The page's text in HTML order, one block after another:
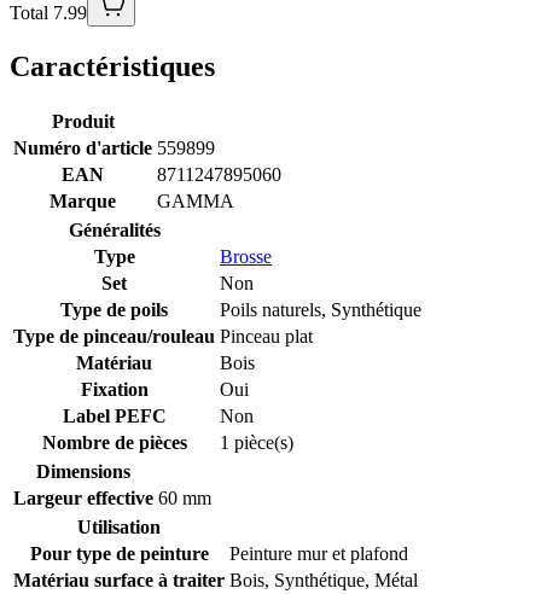
Total 7.99
Caractéristiques
Produit
Numéro d'article 559899
EAN
8711247895060
Marque
GAMMA
Généralités
Type
Brosse
Set
Non
Type de poils
Poils naturels, Synthétique
Type de pinceau/rouleau Pinceau plat
Matériau
Bois
Fixation
Oui
Label PEFC
Non
Nombre de pièces
1 pièce(s)
Dimensions
Largeur effective 60 mm
Utilisation
Pour type de peinture
Peinture mur et plafond
Matériau surface à traiter Bois, Synthétique, Métal